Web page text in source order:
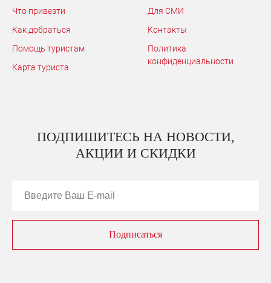
Что привезти
Как добраться
Помощь туристам
Карта туриста
Для СМИ
Контакты
Политика
конфиденциальности
ПОДПИШИТЕСЬ НА НОВОСТИ,
АКЦИИ И СКИДКИ
Подписаться